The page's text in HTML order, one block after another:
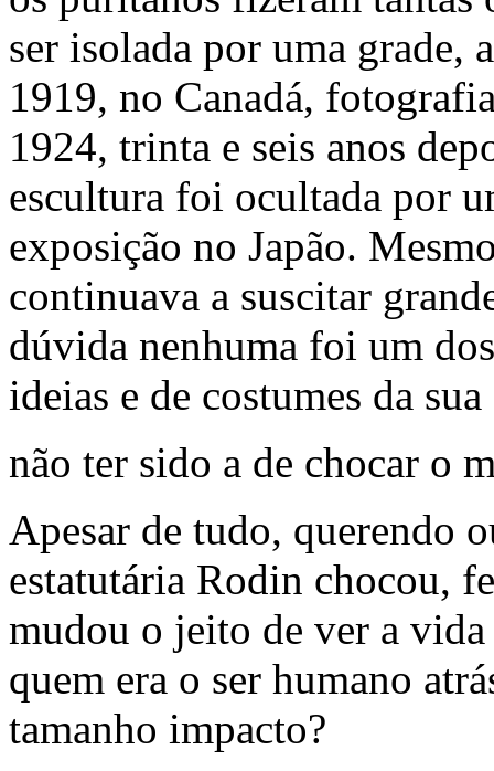
ser isolada por uma grade,
1919, no Canadá,
1924, trinta e seis anos
escultura foi ocultada por
exposição no Japão.
continuava a suscitar
dúvida nenhuma foi um
ideias e de costumes da
não ter sido a de chocar o
Apesar de tudo, querendo
estatutária Rodin chocou,
mudou o jeito de ver a
quem era o ser humano
tamanho impacto?